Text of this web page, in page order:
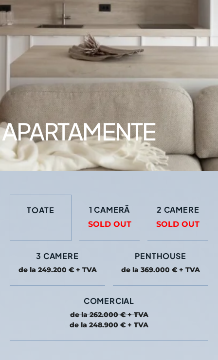
APARTAMENTE
TOATE 1 CAMERĂ
SOLD OUT
2 CAMERE
SOLD OUT
3 CAMERE
de la 249.200 € + TVA
PENTHOUSE
de la 369.000 € + TVA
COMERCIAL
de la 262.000 € + TVA
de la 248.900 € + TVA